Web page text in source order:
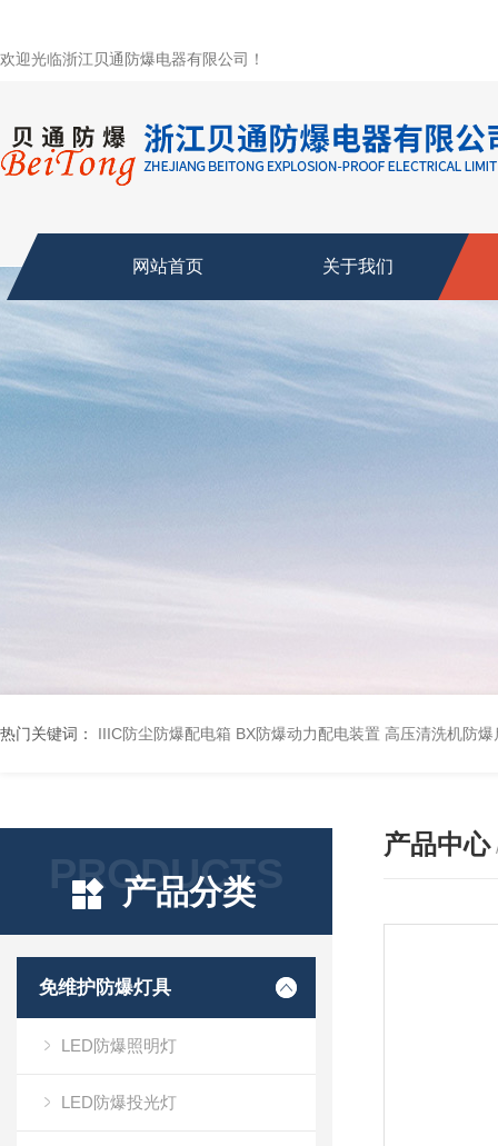
欢迎光临浙江贝通防爆电器有限公司！
网站首页 关于我们
热门关键词： IIIC防尘防爆配电箱 BX防爆动力配电装置 高压清洗机防爆
PRODUCTS
产品分类
免维护防爆灯具
LED防爆照明灯
LED防爆投光灯
产品中心